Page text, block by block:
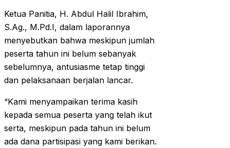
Ketua Panitia, H. Abdul Halil Ibrahim,
S.Ag., M.Pd.I, dalam laporannya
menyebutkan bahwa meskipun jumlah
peserta tahun ini belum sebanyak
sebelumnya, antusiasme tetap tinggi
dan pelaksanaan berjalan lancar.
“Kami menyampaikan terima kasih
kepada semua peserta yang telah ikut
serta, meskipun pada tahun ini belum
ada dana partisipasi yang kami berikan.